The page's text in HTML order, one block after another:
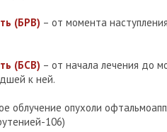
(БРВ) – от момента
(БСВ) – от начала лечения до
к ней.
облучение опухоли
106)